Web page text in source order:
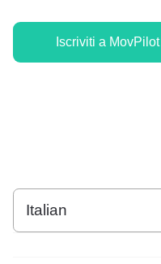
Iscriviti a MovPilot